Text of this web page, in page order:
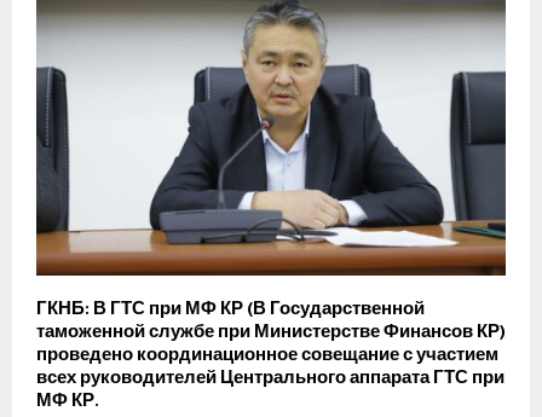
ГКНБ: В ГТС при МФ КР (В Государственной
таможенной службе при Министерстве Финансов КР)
проведено координационное совещание с участием
всех руководителей Центрального аппарата ГТС при
МФ КР.